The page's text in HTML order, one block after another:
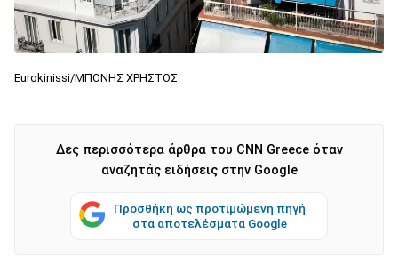
Eurokinissi/ΜΠΟΝΗΣ ΧΡΗΣΤΟΣ
Δες περισσότερα άρθρα του CNN Greece όταν
αναζητάς ειδήσεις στην Google
Προσθήκη ως προτιμώμενη πηγή
στα αποτελέσματα Google